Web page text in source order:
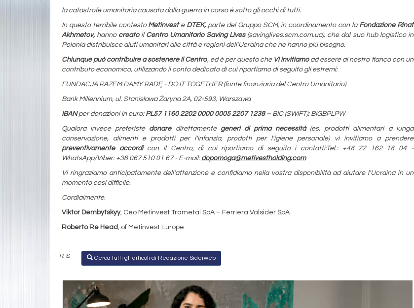
la catastrofe umanitaria causata dalla guerra in corso è sotto gli occhi di tutti.
In questo terribile contesto Metinveste DTEK,parte del Gruppo SCM, in coordinamento con la Fondazione Rinat
Akhmetov,hanno creatoil Centro Umanitario Saving Lives(savinglives.scm.com.ua), che dal suo hub logistico in
Polonia distribuisce aiuti umanitari alle città e regioni dell’Ucraina che ne hanno più bisogno.
Chiunque può contribuire a sostenere il Centro, ed è per questo che Vi invitiamoad essere al nostro fianco con un
contributo economico, utilizzando il conto dedicato di cui riportiamo di seguito gli estremi:
FUNDACJA RAZEM DAMY RADĘ - DO IT TOGETHER (fonte finanziaria del Centro Umanitario)
Bank Millennium, ul. Stanisława Żaryna 2A, 02-593, Warszawa
IBANper donazioni in euro:PL57 1160 2202 0000 0005 2207 1238– BIC (SWIFT): BIGBPLPW
Qualora invece preferiste donaredirettamente generi di prima necessità(es. prodotti alimentari a lunga
conservazione, alimenti e prodotti per l'infanzia, prodotti per l'igiene personale) vi invitiamo a prendere
preventivamente accordicon il Centro, di cui riportiamo di seguito i contatti:Tel.: +48 22 162 18 04 -
WhatsApp/Viber: +38 067 510 01 67 - E-mail: dopomoga@metivestholding.com
Vi ringraziamo anticipatamente dell’attenzione e confidiamo nella vostra disponibilità ad aiutare l'Ucraina in un
momento così difficile.
Cordialmente.
Viktor Dembytskyy, Ceo Metinvest Trametal SpA – Ferriera Valsider SpA
Roberto Re Head, of Metinvest Europe
R. S. Cerca tutti gli articoli di Redazione Siderweb